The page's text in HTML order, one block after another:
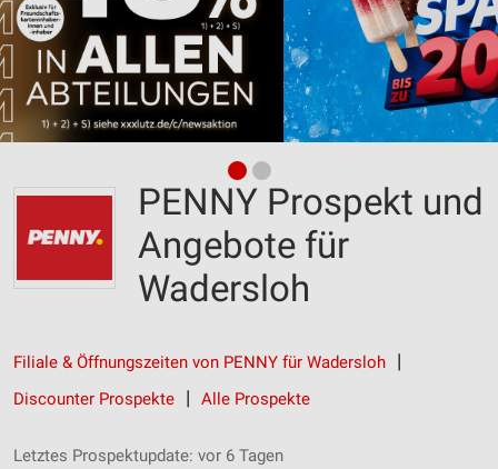
PENNY Prospekt und
Angebote für
Wadersloh
Filiale & Öffnungszeiten von PENNY für Wadersloh
Discounter Prospekte
Alle Prospekte
Letztes Prospektupdate: vor 6 Tagen